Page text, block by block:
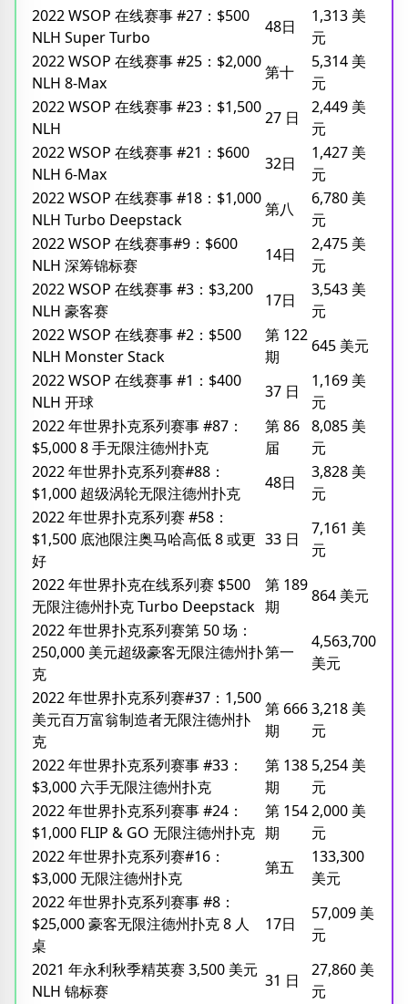
2022 WSOP 在线赛事 #27：$500
NLH Super Turbo
48日
1,313 美
元
2022 WSOP 在线赛事 #25：$2,000
NLH 8-Max
第十
5,314 美
元
2022 WSOP 在线赛事 #23：$1,500
NLH
27 日
2,449 美
元
2022 WSOP 在线赛事 #21：$600
NLH 6-Max
32日
1,427 美
元
2022 WSOP 在线赛事 #18：$1,000
NLH Turbo Deepstack
第八
6,780 美
元
2022 WSOP 在线赛事#9：$600
NLH 深筹锦标赛
14日
2,475 美
元
2022 WSOP 在线赛事 #3：$3,200
NLH 豪客赛
17日
3,543 美
元
2022 WSOP 在线赛事 #2：$500
NLH Monster Stack
第 122
期
645 美元
2022 WSOP 在线赛事 #1：$400
NLH 开球
37 日
1,169 美
元
2022 年世界扑克系列赛事 #87：
$5,000 8 手无限注德州扑克
第 86
届
8,085 美
元
2022 年世界扑克系列赛#88：
$1,000 超级涡轮无限注德州扑克
48日
3,828 美
元
2022 年世界扑克系列赛 #58：
$1,500 底池限注奥马哈高低 8 或更
好
33 日
7,161 美
元
2022 年世界扑克在线系列赛 $500
无限注德州扑克 Turbo Deepstack
第 189
期
864 美元
2022 年世界扑克系列赛第 50 场：
250,000 美元超级豪客无限注德州扑
克
第一
4,563,700
美元
2022 年世界扑克系列赛#37：1,500
美元百万富翁制造者无限注德州扑
克
第 666
期
3,218 美
元
2022 年世界扑克系列赛事 #33：
$3,000 六手无限注德州扑克
第 138
期
5,254 美
元
2022 年世界扑克系列赛事 #24：
$1,000 FLIP & GO 无限注德州扑克
第 154
期
2,000 美
元
2022 年世界扑克系列赛#16：
$3,000 无限注德州扑克
第五
133,300
美元
2022 年世界扑克系列赛事 #8：
$25,000 豪客无限注德州扑克 8 人
桌
17日
57,009 美
元
2021 年永利秋季精英赛 3,500 美元
NLH 锦标赛
31 日
27,860 美
元